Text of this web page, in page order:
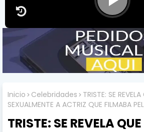
Inicio Celebridades
TRISTE: SE
SEXUALMENTE A ACTRIZ QUE FILMABA
TRISTE: SE REVELA